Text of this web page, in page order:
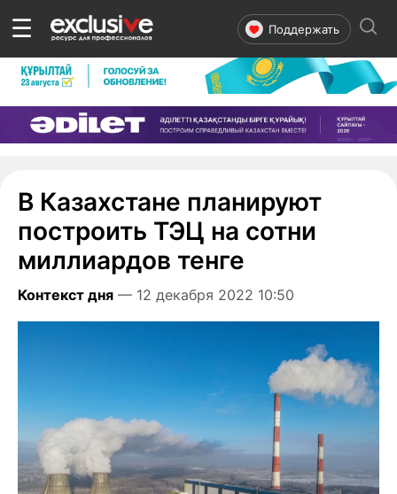
☰ Поддержать
В Казахстане планируют
построить ТЭЦ на сотни
миллиардов тенге
Контекст дня — 12 декабря 2022 10:50